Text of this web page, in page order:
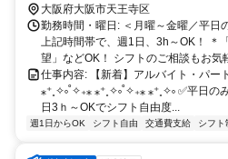
約10分 ＊「天王寺駅」「新今宮駅」
「梅田駅」「大阪駅」～「大阪上本
ーーーーーーーーーーーー
大阪府大阪市天王寺区
勤務時間・曜日: ＜月曜～金曜／平日
上記時間帯で、週1日、3h～OK！ ＊
望」などOK！ シフトのご相談もお気
仕事内容: 【新着】アルバイト・パー
⁎⁺˳✧༚˚✧₊⁎ ⁎⁺˳✧༚˚✧₊⁎ ⁎⁺˳✧༚ ✅️平日
日3ｈ～OKでシフト自由度...
週1日からOK シフト自由 交通費支給 シフト